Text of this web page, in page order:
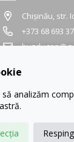
Chișinău, str.
+373 68 693
Grafic:
- Vi:
Sâ - Du: 10:00 - 16:00
analizăm